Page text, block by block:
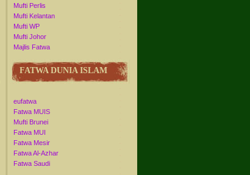
Mufti Perlis
Mufti Kelantan
Mufti WP
Mufti Johor
Majlis Fatwa
FATWA DUNIA ISLAM
eufatwa
Fatwa MUIS
Mufti Brunei
Fatwa MUI
Fatwa Mesir
Fatwa Al-Azhar
Fatwa Saudi